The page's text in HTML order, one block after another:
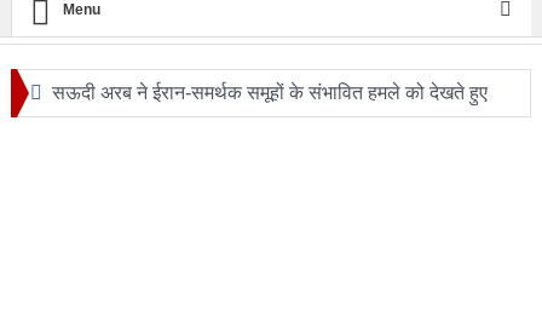
Menu
सऊदी अरब ने ईरान-समर्थक समूहों के संभावित हमले को देखते हुए